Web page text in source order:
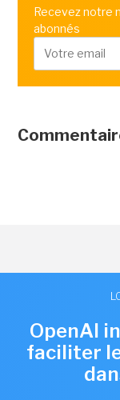
Recevez notre
abonnés
OpenAI
faciliter